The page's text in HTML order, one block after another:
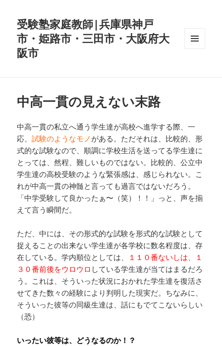
受験塾家庭教師|兵庫県神戸
市・姫路市・三田市・大阪府大
阪市
中高一貫の見えない末路
中高一貫の私立へ通う学生達が高校へ進学する際、一
応、試験のようなモノ がある。ただそれは、比較的、形
式的な試験なので、順調に学校生活を送ってる学生達に
とっては、然程、難しいものではない。比較的、公立中
学生達の高校受験のような緊張感は、感じられない。こ
れが中高一貫の神髄と言っても過言ではないだろう。
「中学受験して良かったぁ〜（笑）！！」っと、声を揃
えて言う瞬間だ。
ただ、中には、その形式的な試験を形式的な試験として
捉えることの出来ない学生達が各学校に数名程度は、存
在している。学内順位としては、
１１０番ないしは、１
３０番前後をウロウロ している学生達が当てはまるだろ
う。これは、そういった状況におかれた学生達を復活さ
せてきた数々の経験により判明した現実だ。ちなみに、
そういった彼等の同級生達は、話にもでてこないらしい
（恐）
いったい彼等は、どうなるのか！？